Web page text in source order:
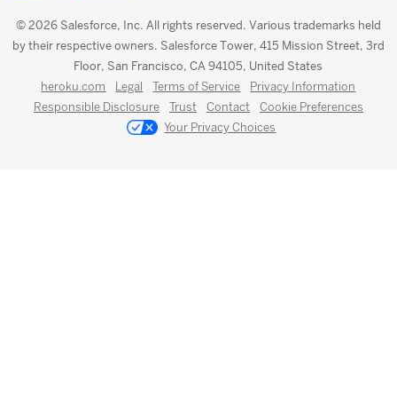
© 2026 Salesforce, Inc. All rights reserved. Various trademarks held
by their respective owners. Salesforce Tower, 415 Mission Street, 3rd
Floor, San Francisco, CA 94105, United States
heroku.com Legal Terms of Service
Privacy Information
Responsible Disclosure
Trust Contact
Cookie Preferences
Your Privacy Choices